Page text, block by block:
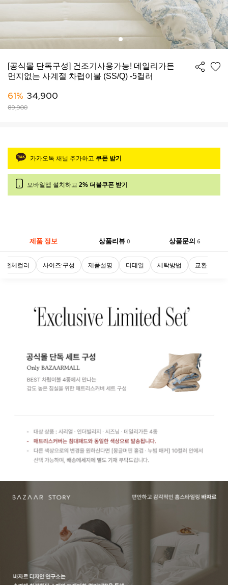
[공식몰 단독구성] 건조기사용가능! 데일리가든
먼지없는 사계절 차렵이불 (SS/Q) -5컬러
61% 34,900
89,900
카카오톡 채널 추가하고 쿠폰 받기
모바일앱 설치하고 2% 더블쿠폰 받기
제품 정보 상품리뷰 0 상품문의6
전체컬러 사이즈·구성 제품설명 디테일 세탁방법 교환 및 반